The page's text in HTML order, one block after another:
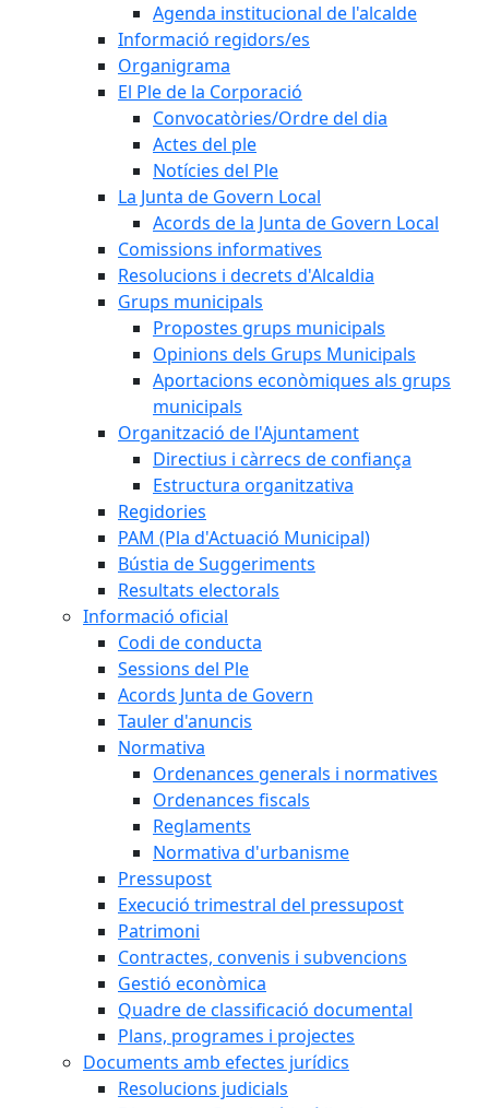
Agenda institucional de l'alcalde
Informació regidors/es
Organigrama
El Ple de la Corporació
Convocatòries/Ordre del dia
Actes del ple
Notícies del Ple
La Junta de Govern Local
Acords de la Junta de Govern Local
Comissions informatives
Resolucions i decrets d'Alcaldia
Grups municipals
Propostes grups municipals
Opinions dels Grups Municipals
Aportacions econòmiques als grups
municipals
Organització de l'Ajuntament
Directius i càrrecs de confiança
Estructura organitzativa
Regidories
PAM (Pla d'Actuació Municipal)
Bústia de Suggeriments
Resultats electorals
Informació oficial
Codi de conducta
Sessions del Ple
Acords Junta de Govern
Tauler d'anuncis
Normativa
Ordenances generals i normatives
Ordenances fiscals
Reglaments
Normativa d'urbanisme
Pressupost
Execució trimestral del pressupost
Patrimoni
Contractes, convenis i subvencions
Gestió econòmica
Quadre de classificació documental
Plans, programes i projectes
Documents amb efectes jurídics
Resolucions judicials